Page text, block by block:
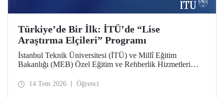
Türkiye’de Bir İlk: İTÜ’de “Lise
Araştırma Elçileri” Programı
İstanbul Teknik Üniversitesi (İTÜ) ve Millî Eğitim
Bakanlığı (MEB) Özel Eğitim ve Rehberlik Hizmetleri
protokolü, üstün yetenekli lise öğrencilerini “araştırma
14 Tem 2026 Öğrenci